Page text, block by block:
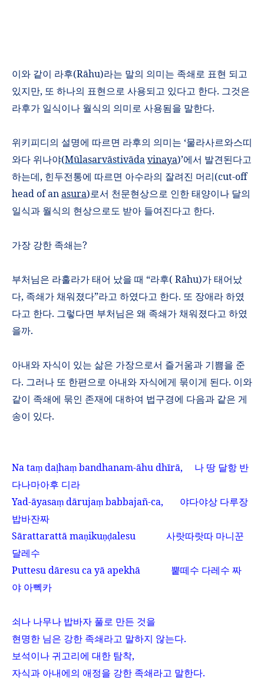
이와 같이 라후(Rāhu)라는 말의 의미는 족쇄로 표현 되고
있지만, 또 하나의 표현으로 사용되고 있다고 한다. 그것은
라후가 일식이나 월식의 의미로 사용됨을 말한다.
위키피디의 설명에 따르면 라후의 의미는 ‘물라사르와스띠
와다 위나야(Mūlasarvāstivādavinaya)’에서 발견된다고
하는데, 힌두전통에 따르면 아수라의 잘려진 머리(cut-off
head of anasura)로서 천문현상으로 인한 태양이나 달의
일식과 월식의 현상으로도 받아 들여진다고 한다.
가장 강한 족쇄는?
부처님은 라훌라가 태어 났을 때 “라후( Rāhu)가 태어났
다, 족쇄가 채워졌다”라고 하였다고 한다. 또 장애라 하였
다고 한다. 그렇다면 부처님은 왜 족쇄가 채워졌다고 하였
을까.
아내와 자식이 있는 삶은 가장으로서 즐거움과 기쁨을 준
다. 그러나 또 한편으로 아내와 자식에게 묶이게 된다. 이와
같이 족쇄에 묶인 존재에 대하여 법구경에 다음과 같은 게
송이 있다.
Na taṃ daḷhaṃ bandhanam-āhu dhīrā,
나 땅 달항 반
다나마아후 디라
Yad-āyasaṃ dārujaṃ babbajañ-ca,
야다야상 다루장
밥바잔짜
Sārattarattāmaṇikuṇḍalesu
사랏따랏따 마니꾼
달레수
Puttesu dāresu ca yāapekhā
뿥떼수 다레수 짜
야 아뻭카
쇠나 나무나 밥바자 풀로 만든 것을
현명한 님은 강한 족쇄라고 말하지 않는다.
보석이나 귀고리에 대한 탐착,
자식과 아내에의 애정을 강한 족쇄라고 말한다.